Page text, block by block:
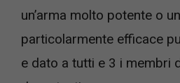
un’arma molto potente o
particolarmente efficace
e dato a tutti e 3 i membri